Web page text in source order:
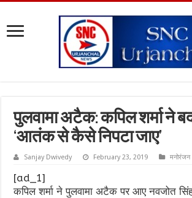
पुलवामा अटैक: कपिल शर्मा ने
‘आतंक से कैसे निपटा जाए’
Sanjay Dwivedy February 23, 2019 मनोरंजन
[ad_1]
कपिल शर्मा ने पुलवामा अटैक पर आए नवजोत सिंह